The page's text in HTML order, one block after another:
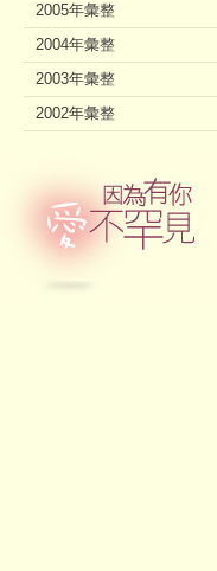
2005年彙整
2004年彙整
2003年彙整
2002年彙整